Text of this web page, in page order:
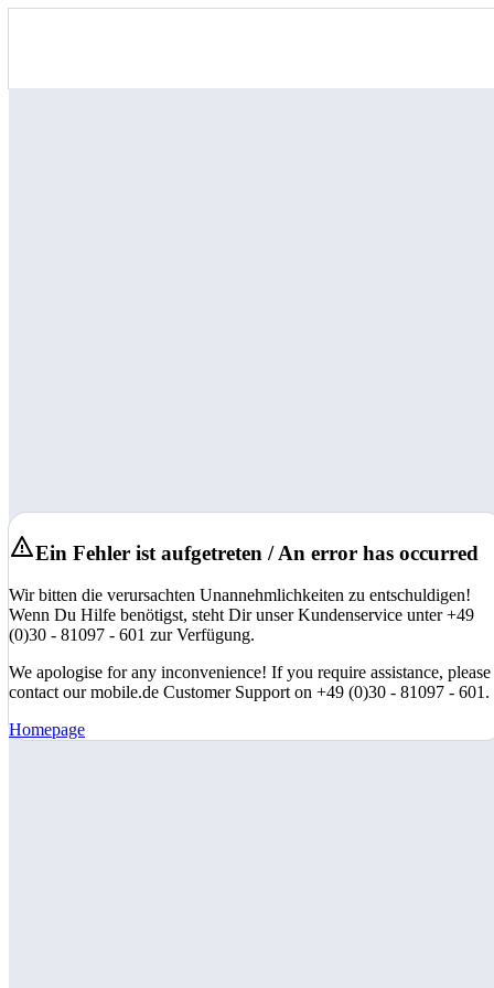
Ein Fehler ist aufgetreten / An error has occurred
Wir bitten die verursachten Unannehmlichkeiten zu entschuldigen!
Wenn Du Hilfe benötigst, steht Dir unser Kundenservice unter +49
(0)30 - 81097 - 601 zur Verfügung.
We apologise for any inconvenience! If you require assistance, please
contact our mobile.de Customer Support on +49 (0)30 - 81097 - 601.
Homepage